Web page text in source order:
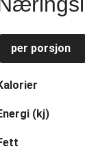
per porsjon
(kj)